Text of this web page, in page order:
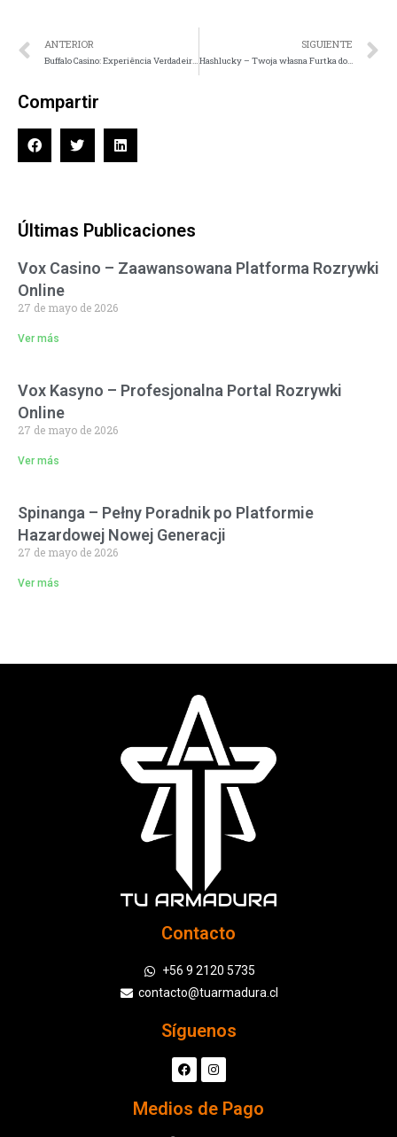
ANTERIOR SIGUIENTE
Hashlucky – Twoja własna Furtka do Świetnej Entretenimentu Online
Compartir
Últimas Publicaciones
Vox Casino – Zaawansowana Platforma Rozrywki
Online
27 de mayo de 2026
Ver más
Vox Kasyno – Profesjonalna Portal Rozrywki
Online
27 de mayo de 2026
Ver más
Spinanga – Pełny Poradnik po Platformie
Hazardowej Nowej Generacji
27 de mayo de 2026
Ver más
Contacto
+56 9 2120 5735
contacto@tuarmadura.cl
Síguenos
Medios de Pago